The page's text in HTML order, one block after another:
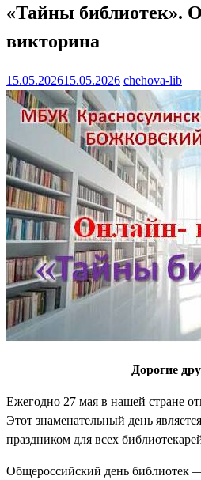
«Тайны библиотек».
викторина
15.05.202615.05.2026 chehova-lib
Дорогие
Ежегодно 27 мая в нашей стране
Этот знаменательный день
праздником для всех
Общероссийский день библиотек